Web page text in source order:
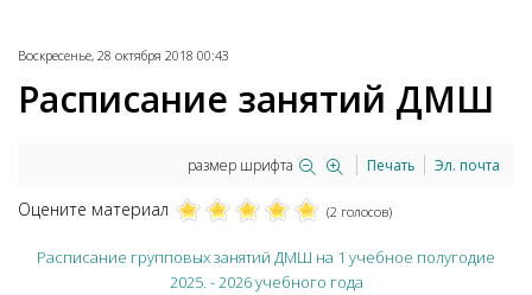
Воскресенье, 28 октября 2018 00:43
Расписание занятий ДМШ
размер шрифта Печать Эл. почта
Оцените материал (2 голосов)
Расписание групповых занятий ДМШ на 1 учебное полугодие
2025. - 2026 учебного года